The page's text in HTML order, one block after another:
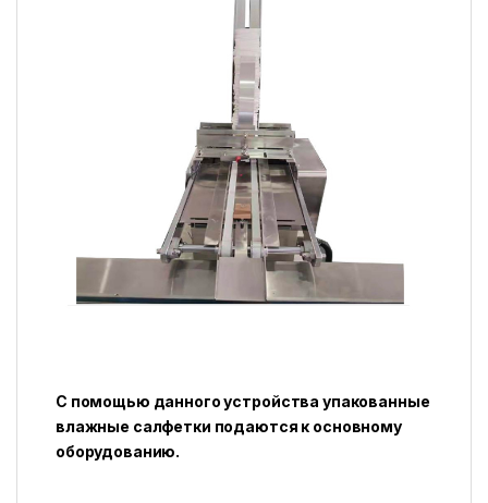
С помощью данного устройства упакованные
влажные салфетки подаются к основному
оборудованию.